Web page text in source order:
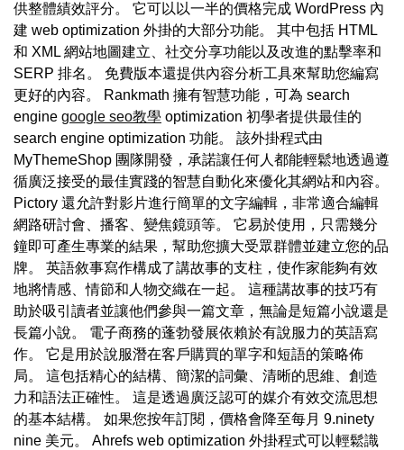
供整體績效評分。 它可以以一半的價格完成 WordPress 內
建 web optimization 外掛的大部分功能。 其中包括 HTML
和 XML 網站地圖建立、社交分享功能以及改進的點擊率和
SERP 排名。 免費版本還提供內容分析工具來幫助您編寫
更好的內容。 Rankmath 擁有智慧功能，可為 search
engine google seo教學 optimization 初學者提供最佳的
search engine optimization 功能。 該外掛程式由
MyThemeShop 團隊開發，承諾讓任何人都能輕鬆地透過遵
循廣泛接受的最佳實踐的智慧自動化來優化其網站和內容。
Pictory 還允許對影片進行簡單的文字編輯，非常適合編輯
網路研討會、播客、變焦鏡頭等。 它易於使用，只需幾分
鐘即可產生專業的結果，幫助您擴大受眾群體並建立您的品
牌。 英語敘事寫作構成了講故事的支柱，使作家能夠有效
地將情感、情節和人物交織在一起。 這種講故事的技巧有
助於吸引讀者並讓他們參與一篇文章，無論是短篇小說還是
長篇小說。 電子商務的蓬勃發展依賴於有說服力的英語寫
作。 它是用於說服潛在客戶購買的單字和短語的策略佈
局。 這包括精心的結構、簡潔的詞彙、清晰的思維、創造
力和語法正確性。 這是透過廣泛認可的媒介有效交流思想
的基本結構。 如果您按年訂閱，價格會降至每月 9.ninety
nine 美元。 Ahrefs web optimization 外掛程式可以輕鬆識